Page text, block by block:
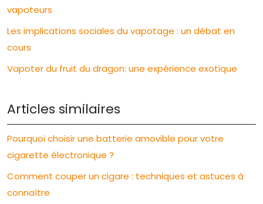
vapoteurs
Les implications sociales du vapotage : un débat en
cours
Vapoter du fruit du dragon: une expérience exotique
Articles similaires
Pourquoi choisir une batterie amovible pour votre
cigarette électronique ?
Comment couper un cigare : techniques et astuces à
connaître